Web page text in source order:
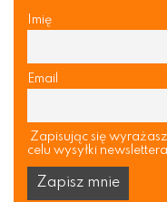
Imię
Email
Zapisując się
celu wysyłki